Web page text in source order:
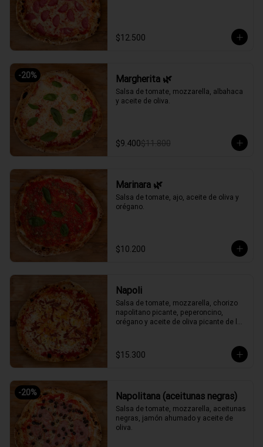
$12.500
-20% Margherita 🌿
Salsa de tomate, mozzarella, albahaca
y aceite de oliva.
$9.400$11.800
Marinara 🌿
Salsa de tomate, ajo, aceite de oliva y
orégano.
$10.200
Napoli
Salsa de tomate, mozzarella, chorizo
napolitano picante, peperoncino,
orégano y aceite de oliva picante de la
$15.300
-20% Napolitana (aceitunas negras)
Salsa de tomate, mozzarella, aceitunas
negras, jamón ahumado y aceite de
oliva.